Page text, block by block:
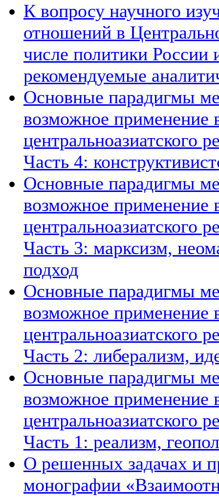
К вопросу научного
отношений в
числе политики России
рекомендуемые
Основные парадигмы
возможное применение
центральноазиатского
Часть 4:
Основные парадигмы
возможное применение
центральноазиатского
Часть 3: марксизм,
подход
Основные парадигмы
возможное применение
центральноазиатского
Часть 2: либерализм,
Основные парадигмы
возможное применение
центральноазиатского
Часть 1: реализм,
О решенных задачах и
монографии